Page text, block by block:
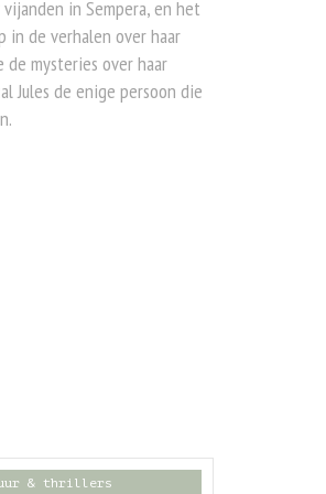
vijanden in Sempera, en het
in de verhalen over haar
de mysteries over haar
Jules de enige persoon die
& thrillers